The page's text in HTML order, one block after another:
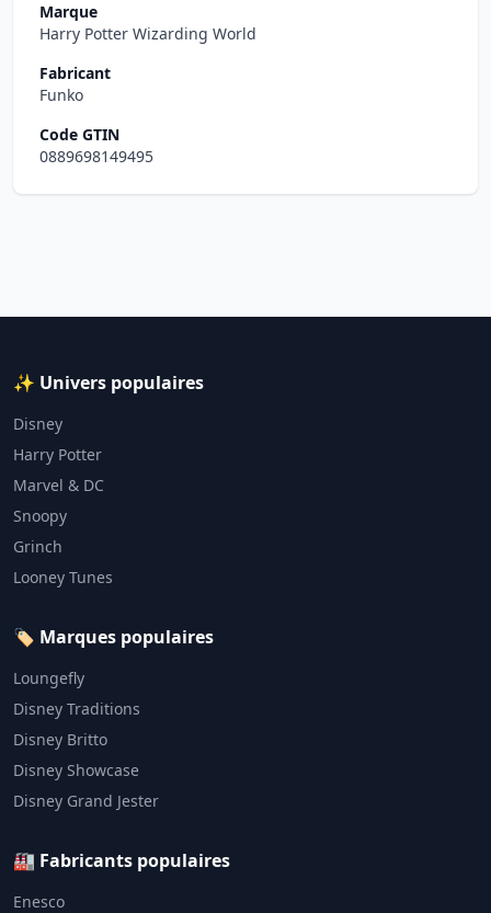
Marque
Harry Potter Wizarding World
Fabricant
Funko
Code GTIN
0889698149495
✨ Univers populaires
Disney
Harry Potter
Marvel & DC
Snoopy
Grinch
Looney Tunes
🏷️ Marques populaires
Loungefly
Disney Traditions
Disney Britto
Disney Showcase
Disney Grand Jester
🏭 Fabricants populaires
Enesco